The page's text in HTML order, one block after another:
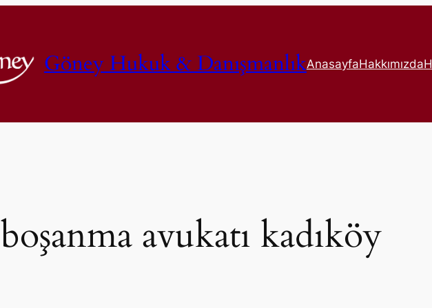
Göney Hukuk & DanışmanlıkAnasayfaHakkımızda
boşanma avukatı kadıköy